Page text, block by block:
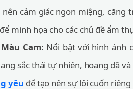
cảm giác ngon miệng, căng
minh họa cho các chủ đề ẩm
Cam: Nổi bật với hình ảnh
sắc thái tự nhiên, hoang dã
yêu để tạo nên sự lôi cuốn riêng